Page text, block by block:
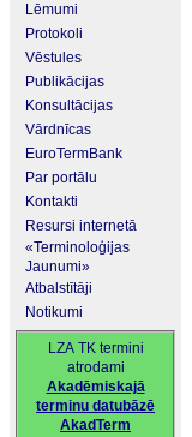
Lēmumi
Protokoli
Vēstules
Publikācijas
Konsultācijas
Vārdnīcas
EuroTermBank
Par portālu
Kontakti
Resursi internetā
«Terminoloģijas
Jaunumi»
Atbalstītāji
Notikumi
LZA TK termini
atrodami
Akadēmiskajā
terminu datubāzē
AkadTerm